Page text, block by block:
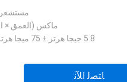
مستشعر
ماكس (العمق ×
5.8 جيجا هرتز ± 75 ميجا هرتز ، نطاق موجة ISM
ﺎﺘﺼﻟ ﺍﻶﻧ